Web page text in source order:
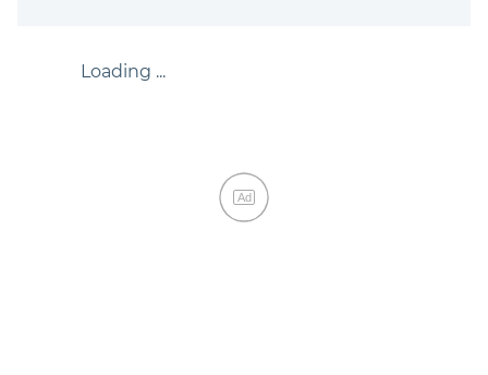
Loading ...
Ad